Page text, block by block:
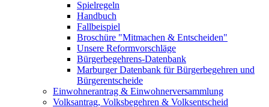
Spielregeln
Handbuch
Fallbeispiel
Broschüre "Mitmachen & Entscheiden"
Unsere Reformvorschläge
Bürgerbegehrens-Datenbank
Marburger Datenbank für Bürgerbegehren und
Bürgerentscheide
Einwohnerantrag & Einwohnerversammlung
Volksantrag, Volksbegehren & Volksentscheid